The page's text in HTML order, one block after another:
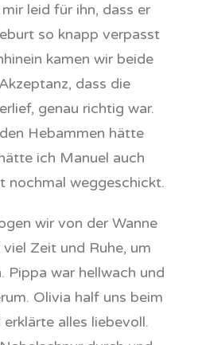
leid für ihn, dass er
so knapp verpasst
kamen wir beide
dass die
genau richtig war.
Hebammen hätte
ich Manuel auch
nochmal weggeschickt.
wir von der Wanne
Zeit und Ruhe, um
Pippa war hellwach und
Olivia half uns beim
alles liebevoll.